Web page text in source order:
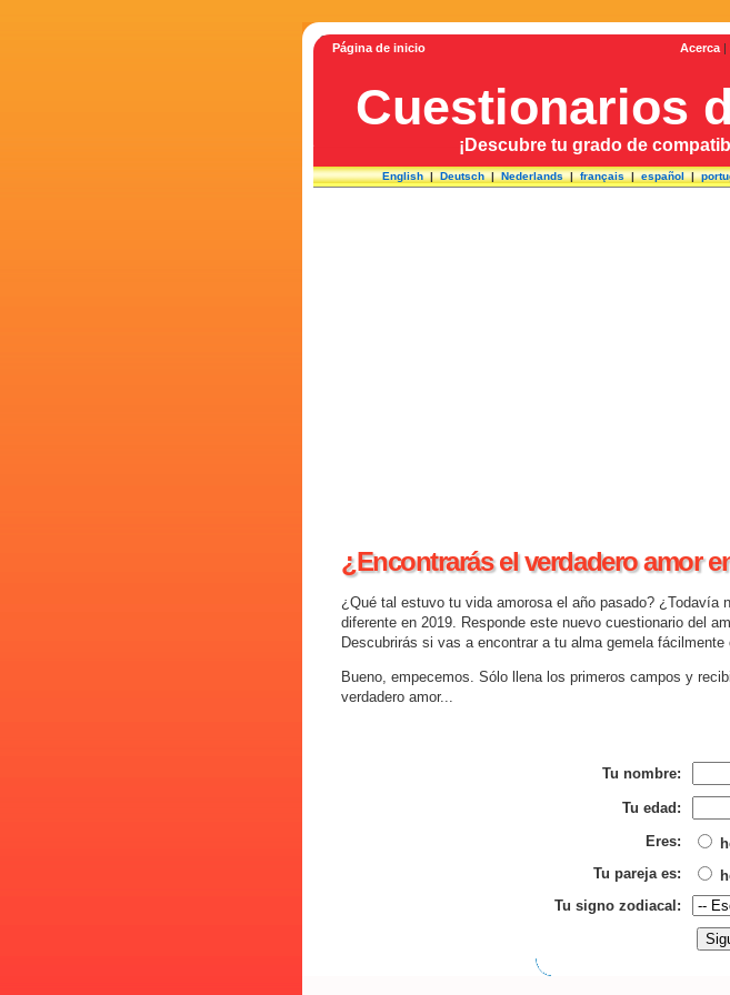
Página de inicio Acerca |
Cuestionarios
¡Descubre tu grado de
English|Deutsch|Nederlands|français|español|
¿Encontrarás el verdadero amor
¿Qué tal estuvo tu vida amorosa el año pasado? ¿Todavía
diferente en 2019. Responde este nuevo cuestionario del
Descubrirás si vas a encontrar a tu alma gemela
Bueno, empecemos. Sólo llena los primeros campos y
verdadero amor...
Tu nombre:
Tu edad:
Eres:
Tu pareja es:
Tu signo zodiacal: